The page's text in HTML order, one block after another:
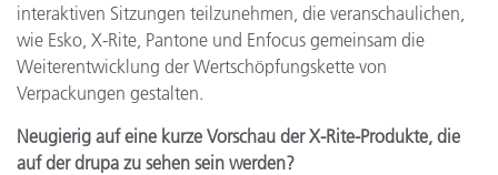
interaktiven Sitzungen teilzunehmen, die veranschaulichen,
wie Esko, X-Rite, Pantone und Enfocus gemeinsam die
Weiterentwicklung der Wertschöpfungskette von
Verpackungen gestalten.
Neugierig auf eine kurze Vorschau der X-Rite-Produkte, die
auf der drupa zu sehen sein werden?